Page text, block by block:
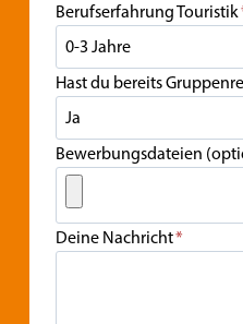
Berufserfahrung Touristik
Hast du bereits
Bewerbungsdateien
Deine Nachricht*